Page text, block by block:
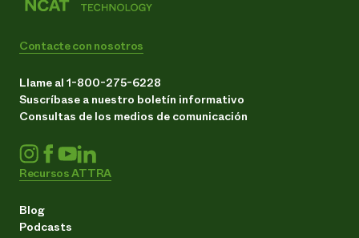
Contacte con nosotros
Llame al 1-800-275-6228
Suscríbase a nuestro boletín informativo
Consultas de los medios de comunicación
Recursos ATTRA
Blog
Podcasts